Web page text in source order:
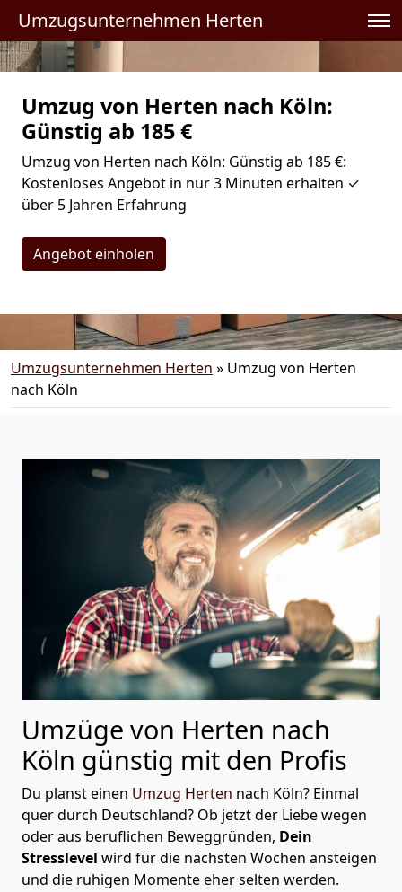
Umzugsunternehmen Herten
Umzug von Herten nach Köln:
Günstig ab 185 €
Umzug von Herten nach Köln: Günstig ab 185 €:
Kostenloses Angebot in nur 3 Minuten erhalten ✓
über 5 Jahren Erfahrung
Angebot einholen
Umzugsunternehmen Herten » Umzug von Herten
nach Köln
Umzüge von Herten nach
Köln günstig mit den Profis
Du planst einen Umzug Herten nach Köln? Einmal
quer durch Deutschland? Ob jetzt der Liebe wegen
oder aus beruflichen Beweggründen, Dein
Stresslevel wird für die nächsten Wochen ansteigen
und die ruhigen Momente eher selten werden.